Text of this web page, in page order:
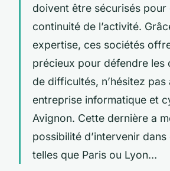
doivent être sécurisés pour
continuité de l’activité.
expertise, ces sociétés
précieux pour défendre les
de difficultés, n’hésitez
entreprise informatique et
Avignon. Cette dernière a
possibilité d’intervenir dans
telles que Paris ou Lyon…